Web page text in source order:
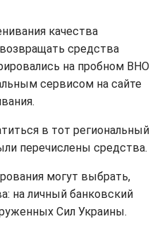
качества
средства
на пробном ВНО
сервисом на сайте
в тот региональный
перечислены средства.
могут выбрать,
на личный банковский
Сил Украины.